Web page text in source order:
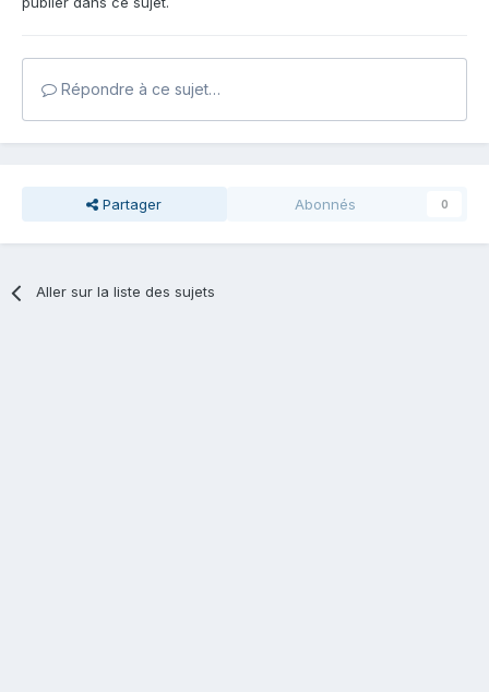
Répondre à ce sujet…
Partager Abonnés 0
Aller sur la liste des sujets